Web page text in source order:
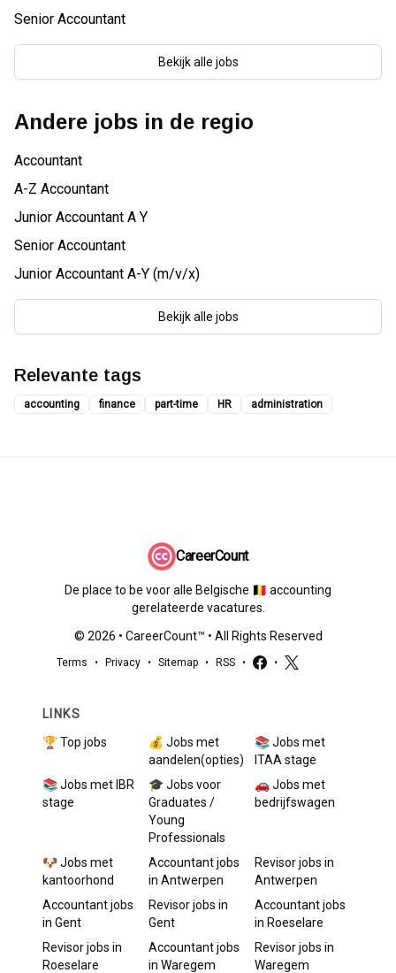
Senior Accountant
Bekijk alle jobs
Andere jobs in de regio
Accountant
A-Z Accountant
Junior Accountant A Y
Senior Accountant
Junior Accountant A-Y (m/v/x)
Bekijk alle jobs
Relevante tags
accounting finance part-time HR administration
CareerCount
De place to be voor alle Belgische 🇧🇪 accounting
gerelateerde vacatures.
© 2026 • CareerCount™ • All Rights Reserved
Terms • Privacy • Sitemap • RSS • •
LINKS
🏆 Top jobs
💰 Jobs met
aandelen(opties)
📚 Jobs met
ITAA stage
📚 Jobs met IBR
stage
🎓 Jobs voor
Graduates /
Young
Professionals
🚗 Jobs met
bedrijfswagen
🐶 Jobs met
kantoorhond
Accountantjobs
in Antwerpen
Revisorjobs in
Antwerpen
Accountantjobs
in Gent
Revisorjobs in
Gent
Accountantjobs
in Roeselare
Revisorjobs in
Roeselare
Accountantjobs
in Waregem
Revisorjobs in
Waregem